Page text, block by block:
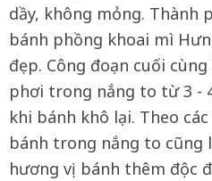
dầy, không mỏng. Thành
bánh phồng khoai mì
đẹp. Công đoạn cuối
phơi trong nắng to từ 3 -
khi bánh khô lại. Theo
bánh trong nắng to cũng
hương vị bánh thêm độc